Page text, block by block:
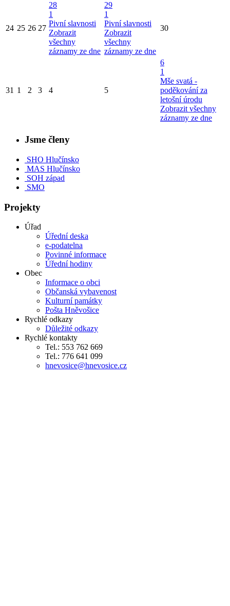
24 25 26 27
28
1
Pivní slavnosti
Zobrazit
všechny
záznamy ze dne
29
1
Pivní slavnosti
Zobrazit
všechny
záznamy ze dne
30
31 1 2 3 4 5
6
1
Mše svatá -
poděkování za
letošní úrodu
Zobrazit všechny
záznamy ze dne
Jsme členy
SHO Hlučínsko
MAS Hlučínsko
SOH západ
SMO
Projekty
Úřad
Úřední deska
e-podatelna
Povinné informace
Úřední hodiny
Obec
Informace o obci
Občanská vybavenost
Kulturní památky
Pošta Hněvošice
Rychlé odkazy
Důležité odkazy
Rychlé kontakty
Tel.: 553 762 669
Tel.: 776 641 099
hnevosice@hnevosice.cz